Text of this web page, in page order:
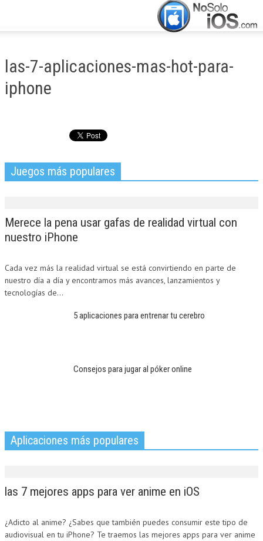
ACTUALIDAD
MANUALES
las-7-aplicaciones-mas-hot-para-
iphone
Juegos más populares
Merece la pena usar gafas de realidad virtual con
nuestro iPhone
Cada vez más la realidad virtual se está convirtiendo en parte de
nuestro día a día y encontramos más avances, lanzamientos y
tecnologías de...
5 aplicaciones para entrenar tu cerebro
Consejos para jugar al póker online
Aplicaciones más populares
las 7 mejores apps para ver anime en iOS
¿Adicto al anime? ¿Sabes que también puedes consumir este tipo de
audiovisual en tu iPhone? Te traemos las mejores apps para ver anime